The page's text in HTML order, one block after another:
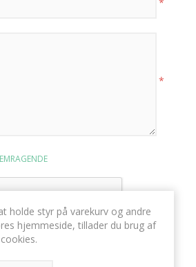
*
holde styr på varekurv og andre
hjemmeside, tillader du brug af
cookies.